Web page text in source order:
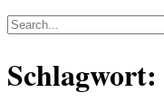
Schlagwort: